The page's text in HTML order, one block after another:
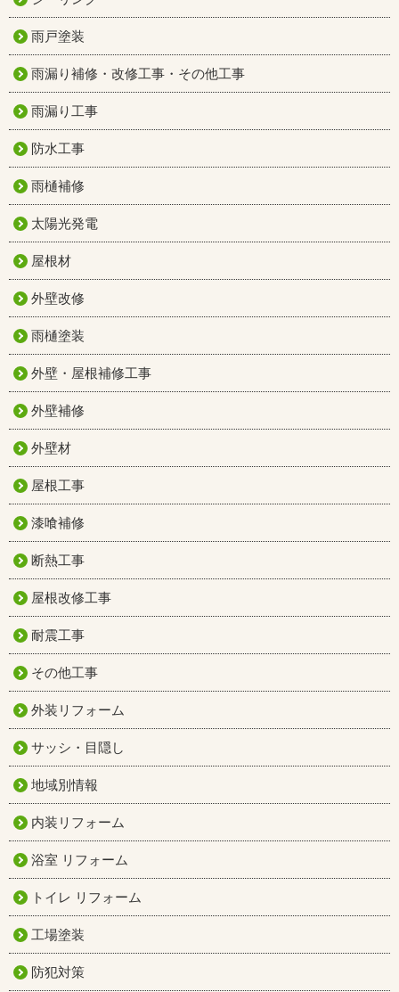
雨戸塗装
雨漏り補修・改修工事・その他工事
雨漏り工事
防水工事
雨樋補修
太陽光発電
屋根材
外壁改修
雨樋塗装
外壁・屋根補修工事
外壁補修
外壁材
屋根工事
漆喰補修
断熱工事
屋根改修工事
耐震工事
その他工事
外装リフォーム
サッシ・目隠し
地域別情報
内装リフォーム
浴室 リフォーム
トイレ リフォーム
工場塗装
防犯対策